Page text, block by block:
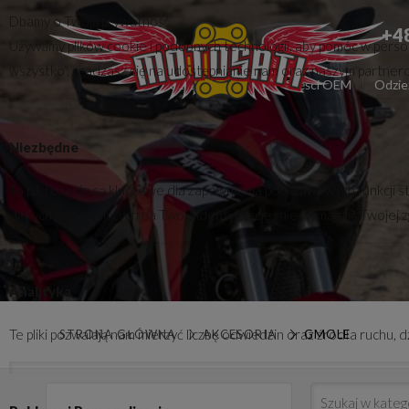
Części zamienne Części OEM
STRONA GŁÓWNA AKCESORIA GMOLE
Dbamy o Twoją prywatność
Używamy plików cookie i podobnych technologii, aby pomóc w
wszystko”, zgadzasz się na udostępnianie nam oraz naszym
Niezbędne
Te pliki cookie są kluczowe dla zapewnienia podstawowych
danych pozwalających na Twoją identyfikację i nie wymagają Twojej
Analityka
Te pliki pozwalają nam mierzyć liczbę odwiedzin oraz źródła